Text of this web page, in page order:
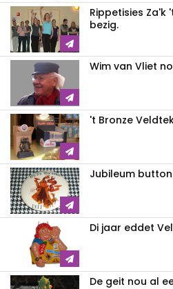
Rippetisies Za'k
bezig.
Wim van Vliet
't Bronze
Jubileum
Di jaar eddet
De geit nou al